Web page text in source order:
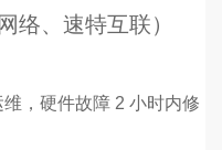
络、速特互联）
维，硬件故障 2 小时内修